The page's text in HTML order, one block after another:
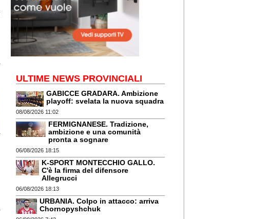
ULTIME NEWS PROVINCIALI
GABICCE GRADARA. Ambizione
playoff: svelata la nuova squadra
08/08/2026 11:02
FERMIGNANESE. Tradizione,
ambizione e una comunità
pronta a sognare
06/08/2026 18:15
K-SPORT MONTECCHIO GALLO.
C'è la firma del difensore
Allegrucci
06/08/2026 18:13
URBANIA. Colpo in attacco: arriva
Chornopyshchuk